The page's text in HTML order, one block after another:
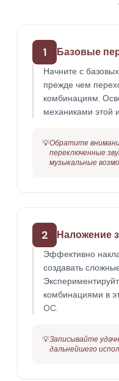
1 Базовые
Начните с
прежде чем
комбинациям.
механиками этой
💡Обратите
переключенные
музыкальные
2 Наложение
Эффективно
создавать
комбинациями в
OC.
💡Записывайте
дальнейшего